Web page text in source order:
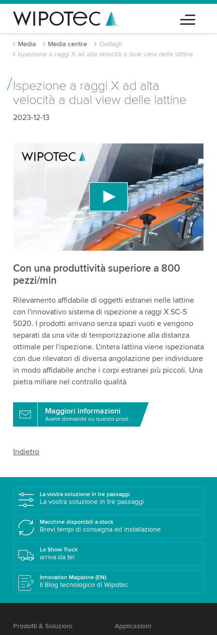
Media Media centre
Dettagli
Ispezione a raggi X ad alta velocità a dual view delle lattine
Ispezione a raggi X ad alta
velocità a dual view delle lattine
2023-12-13
Abbiamo bisogno del tuo consenso per
caricare il servizio video di YouTube!
Utilizziamo un servizio di terze parti per
incorporare contenuti video che potrebbe
raccogliere dati sulla tua attività. Per favore, rivedi
i dettagli e accetta il servizio per guardare questo
Con una produttività superiore a 800
pezzi/min
Rilevamento affidabile di oggetti estranei nelle lattine
con l'innovativo sistema di ispezione a raggi X SC-S
5020. I prodotti arrivano senza spazi vuoti e vengono
separati da una vite di temporizzazione alla distanza
ottimale per l'ispezione. L'intera lattina viene ispezionata
con due rilevatori di diversa angolazione per individuare
in modo affidabile anche i corpi estranei più piccoli. Una
pietra miliare nel controllo qualità
Maggiori informazioni
Avete domande su questo prodotto?
Indietro
La vostra soluzione in tre passaggi
La vostra soluzione in tre passaggi
Macchine disponibili a stock
Brevi tempi di consegna ed installazione
Lo Show Truck
arriva da te!
Innovation Magazine (EN)
Il Blog tecnologico di Wipotec
Prodotti & Soluzioni
Applicazioni